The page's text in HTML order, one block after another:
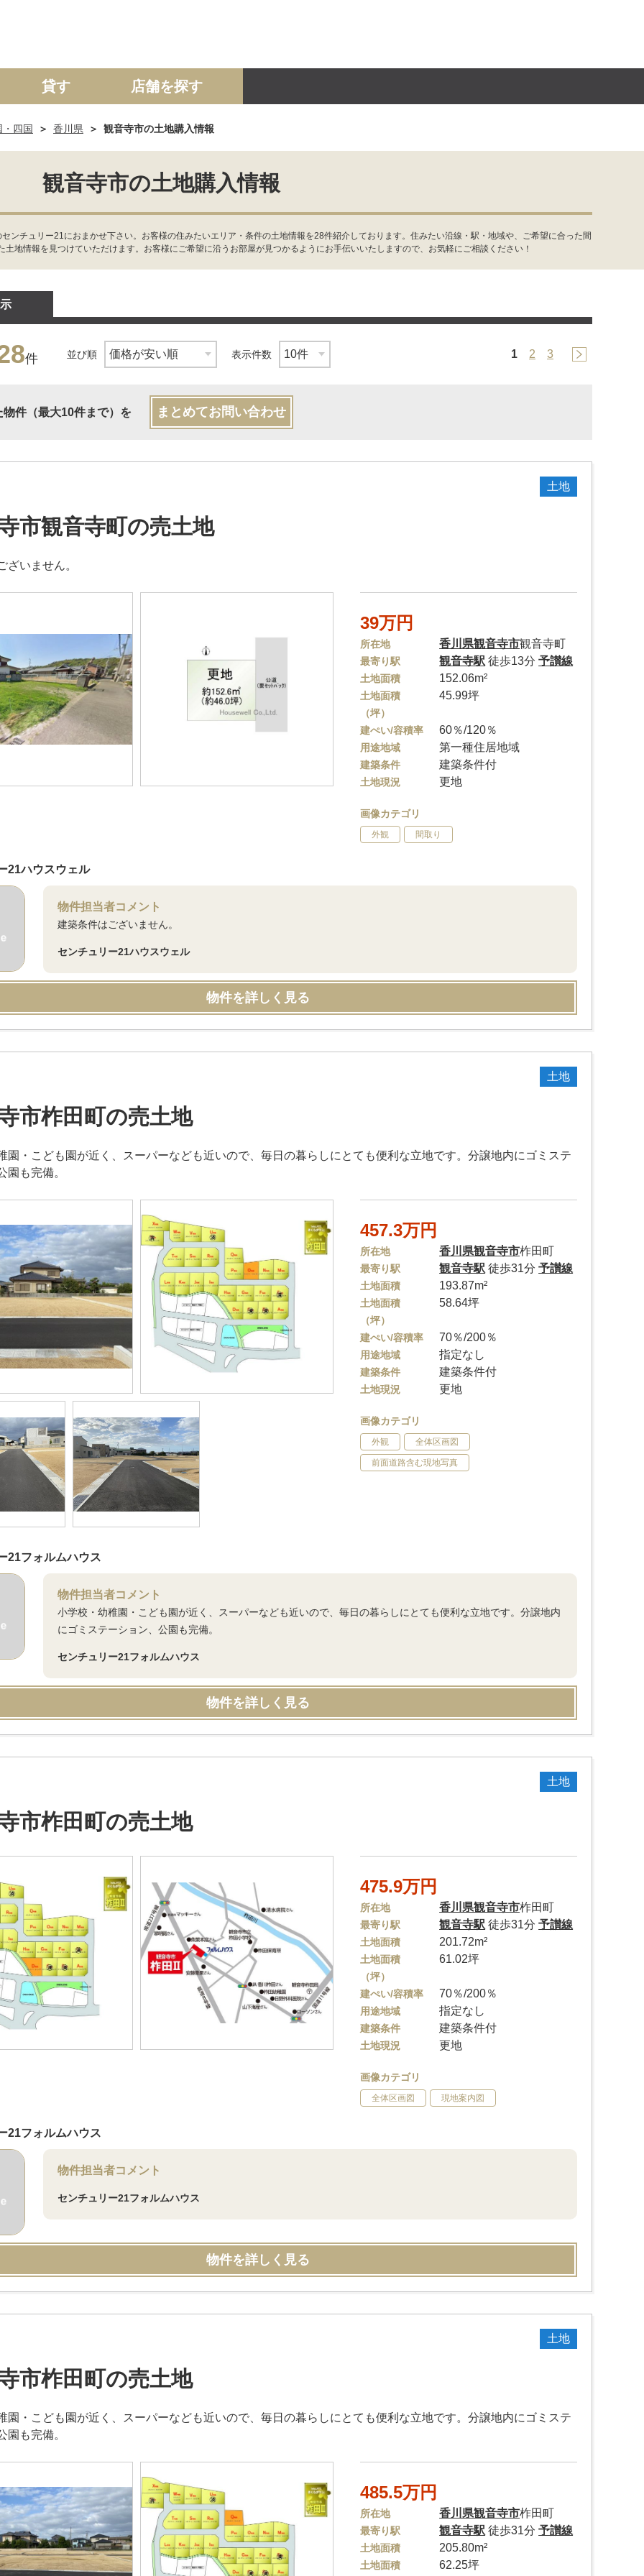
て マンション 土地
貸す 店舗を探す
・四国 香川県 観音寺市の土地購入情報
観音寺市の土地購入情報
ンチュリー21におまかせ下さい。お客様の住みたいエリア・条件の土地情報を28件紹介しております。住みたい沿線・駅・地域や、ご希望に合った間
地情報を見つけていただけます。お客様にご希望に沿うお部屋が見つかるようにお手伝いいたしますので、お気軽にご相談ください！
件 並び順 表示件数 1 2 3
件（最大10件まで）を まとめてお問い合わせ
土地
市観音寺町の売土地
ざいません。
39万円
所在地 香川県観音寺市観音寺町
最寄り駅 観音寺駅 徒歩13分予讃線
土地面積 152.06m²
土地面積
（坪）
45.99坪
建ぺい/容積率 60％/120％
用途地域 第一種住居地域
建築条件 建築条件付
土地現況 更地
画像カテゴリ
外観 間取り
21ハウスウェル
物件担当者コメント
建築条件はございません。
センチュリー21ハウスウェル
物件を詳しく見る
土地
市柞田町の売土地
園・こども園が近く、スーパーなども近いので、毎日の暮らしにとても便利な立地です。分譲地内にゴミステ
園も完備。
457.3万円
所在地 香川県観音寺市柞田町
最寄り駅 観音寺駅 徒歩31分予讃線
土地面積 193.87m²
土地面積
（坪）
58.64坪
建ぺい/容積率 70％/200％
用途地域 指定なし
建築条件 建築条件付
土地現況 更地
画像カテゴリ
外観 全体区画図
前面道路含む現地写真
21フォルムハウス
物件担当者コメント
小学校・幼稚園・こども園が近く、スーパーなども近いので、毎日の暮らしにとても便利な立地です。分譲地内
にゴミステーション、公園も完備。
センチュリー21フォルムハウス
物件を詳しく見る
土地
市柞田町の売土地
475.9万円
所在地 香川県観音寺市柞田町
最寄り駅 観音寺駅 徒歩31分予讃線
土地面積 201.72m²
土地面積
（坪）
61.02坪
建ぺい/容積率 70％/200％
用途地域 指定なし
建築条件 建築条件付
土地現況 更地
画像カテゴリ
全体区画図 現地案内図
21フォルムハウス
物件担当者コメント
センチュリー21フォルムハウス
物件を詳しく見る
土地
市柞田町の売土地
園・こども園が近く、スーパーなども近いので、毎日の暮らしにとても便利な立地です。分譲地内にゴミステ
園も完備。
485.5万円
所在地 香川県観音寺市柞田町
最寄り駅 観音寺駅 徒歩31分予讃線
土地面積 205.80m²
土地面積 62.25坪